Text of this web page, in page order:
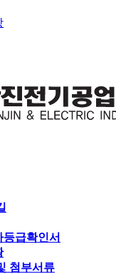
급확인서
첨부서류